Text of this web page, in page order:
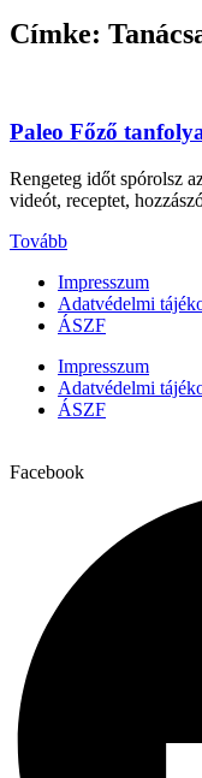
Címke:
Paleo Főző
Rengeteg időt spórolsz
videót, receptet,
Tovább
Impresszum
Adatvédelmi
ÁSZF
Impresszum
Adatvédelmi
ÁSZF
Facebook